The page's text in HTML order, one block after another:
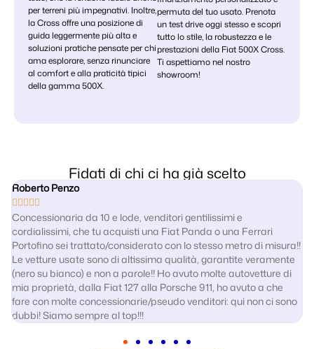
per terreni più impegnativi. Inoltre,
la Cross offre una posizione di
guida leggermente più alta e
soluzioni pratiche pensate per chi
ama esplorare, senza rinunciare
al comfort e alla praticità tipici
della gamma 500X.
permuta del tuo usato. Prenota
un test drive oggi stesso e scopri
tutto lo stile, la robustezza e le
prestazioni della Fiat 500X Cross.
Ti aspettiamo nel nostro
showroom!
Fidati di chi ci ha già scelto
Roberto Penzo

Concessionaria da 10 e lode, venditori gentilissimi e
cordialissimi, che tu acquisti una Fiat Panda o una Ferrari
Portofino sei trattato/considerato con lo stesso metro di misura!!
Le vetture usate sono di altissima qualità, garantite veramente
(nero su bianco) e non a parole!! Ho avuto molte autovetture di
mia proprietà, dalla Fiat 127 alla Porsche 911, ho avuto a che
fare con molte concessionarie/pseudo venditori: qui non ci sono
dubbi! Siamo sempre al top!!!